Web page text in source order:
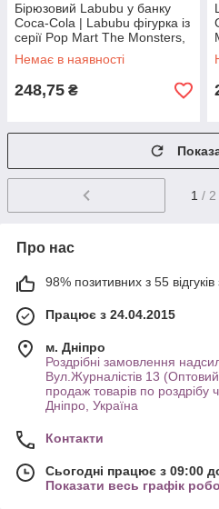
Бірюзовий Labubu у банку
Coca-Cola | Labubu фігурка із
серії Pop Mart The Monsters,
labubu колекція
Немає в наявності
248,75 ₴
1 / 2
Про нас
98% позитивних з 55 відгуків
Працює з 24.04.2015
м. Дніпро
Роздрібні замовлення
Вул.Журналістів 13 (Оптовий
продаж товарів по роздрібу
Дніпро, Україна
Контакти
Сьогодні працює з 09:00
Показати весь графік